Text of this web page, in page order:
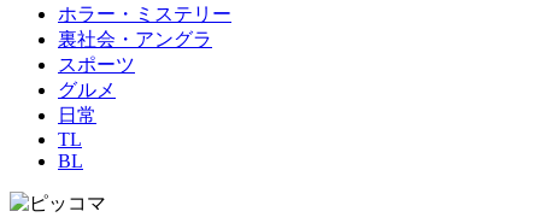
ホラー・ミステリー
裏社会・アングラ
スポーツ
グルメ
日常
TL
BL